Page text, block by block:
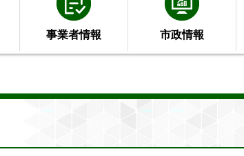
事業者情報 市政情報